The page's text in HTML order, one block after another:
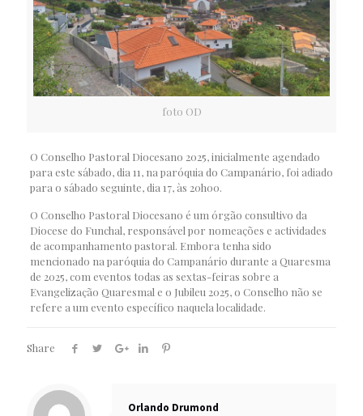
foto OD
O Conselho Pastoral Diocesano 2025, inicialmente agendado
para este sábado, dia 11, na paróquia do Campanário, foi adiado
para o sábado seguinte, dia 17, às 20h00.
O Conselho Pastoral Diocesano é um órgão consultivo da
Diocese do Funchal, responsável por nomeações e actividades
de acompanhamento pastoral. Embora tenha sido
mencionado na paróquia do Campanário durante a Quaresma
de 2025, com eventos todas as sextas-feiras sobre a
Evangelização Quaresmal e o Jubileu 2025, o Conselho não se
refere a um evento específico naquela localidade.
Share
Orlando Drumond